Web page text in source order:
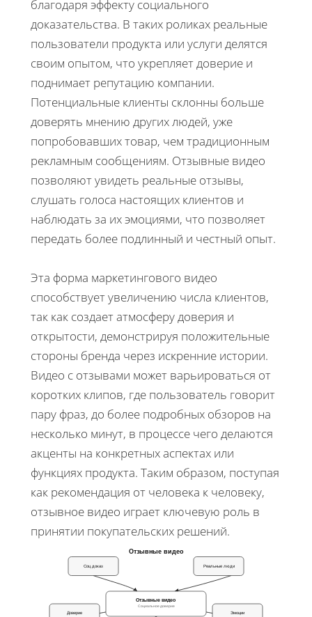
благодаря эффекту социального
доказательства. В таких роликах реальные
пользователи продукта или услуги делятся
своим опытом, что укрепляет доверие и
поднимает репутацию компании.
Потенциальные клиенты склонны больше
доверять мнению других людей, уже
попробовавших товар, чем традиционным
рекламным сообщениям. Отзывные видео
позволяют увидеть реальные отзывы,
слушать голоса настоящих клиентов и
наблюдать за их эмоциями, что позволяет
передать более подлинный и честный опыт.
Эта форма маркетингового видео
способствует увеличению числа клиентов,
так как создает атмосферу доверия и
открытости, демонстрируя положительные
стороны бренда через искренние истории.
Видео с отзывами может варьироваться от
коротких клипов, где пользователь говорит
пару фраз, до более подробных обзоров на
несколько минут, в процессе чего делаются
акценты на конкретных аспектах или
функциях продукта. Таким образом, поступая
как рекомендация от человека к человеку,
отзывное видео играет ключевую роль в
принятии покупательских решений.
Отзывные видео
Соц доказ Реальные люди
Доверие
Отзывные видео
Эмоции
Социальное доверие